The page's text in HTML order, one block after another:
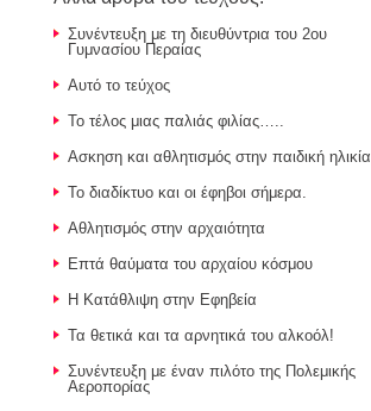
Συνέντευξη με τη διευθύντρια του 2ου
Γυμνασίου Περαίας
Αυτό το τεύχος
Το τέλος μιας παλιάς φιλίας…..
Ασκηση και αθλητισμός στην παιδική ηλικία
Το διαδίκτυο και οι έφηβοι σήμερα.
Αθλητισμός στην αρχαιότητα
Επτά θαύματα του αρχαίου κόσμου
Η Κατάθλιψη στην Εφηβεία
Τα θετικά και τα αρνητικά του αλκοόλ!
Συνέντευξη με έναν πιλότο της Πολεμικής
Αεροπορίας